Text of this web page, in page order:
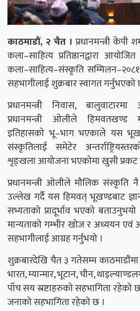
काठमाडौं, २ चैत । प्रधानमन्त्री केपी
कला–साहित्य प्रतिष्ठानद्वारा
कला–साहित्य–संस्कृति
सहभागीलाई शुक्रबार स्वागत गर्नुभएको
प्रधानमन्त्री निवास,
प्रधानमन्त्री ओलीले हिमवतखण्ड
इतिहासको भू–भाग भएकाले यस
संस्कृतिलाई समेटेर
शृङ्खला आयोजना भएकोमा खुसी प्रकट
प्रधानमन्त्री ओलीले मौलिक संस्कृति
उल्लेख गर्दै यस हिमवत् भूखण्डबाट
सभ्यताको प्रादूर्भाव भएको बताउनुभयो
मान्यताको गम्भीर खोज र अध्ययन एवं
सहभागीलाई आग्रह गर्नुभयो ।
शुक्रबारदेखि चैत ३ गतेसम्म
भारत, म्यान्मार, भूटान, चीन,
पाँच सय स्रष्टाहरुको सहभागिता रहेको
जनाको सहभागिता रहेको छ ।